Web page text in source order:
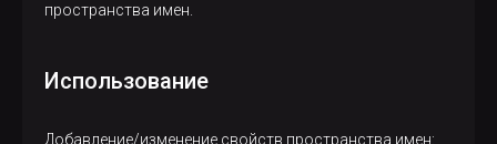
пространства имен.
Использование
Добавление/изменение свойств пространства имен: